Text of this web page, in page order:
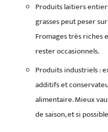
Produits laitiers
grasses peut peser
Fromages très riches
rester occasionnels.
Produits industriels :
additifs et
alimentaire. Mieux
de saison, et si